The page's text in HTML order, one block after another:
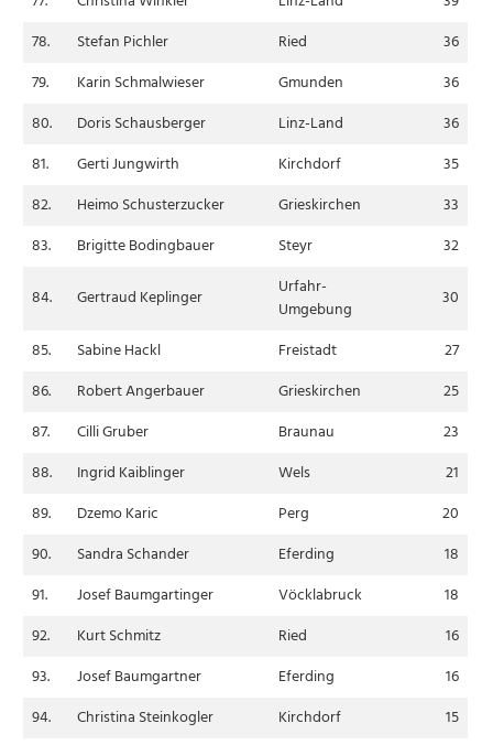
78.
Stefan Pichler Ried
36
79.
Karin Schmalwieser Gmunden
36
80.
Doris Schausberger Linz-Land
36
81.
Gerti Jungwirth Kirchdorf
35
82.
Heimo Schusterzucker Grieskirchen
33
83.
Brigitte Bodingbauer Steyr 32
84. Gertraud Keplinger
Urfahr-
Umgebung
30
85. Sabine Hackl Freistadt
27
86.
Robert Angerbauer Grieskirchen
25
87.
Cilli Gruber Braunau
23
88.
Ingrid Kaiblinger Wels
21
89.
Dzemo Karic Perg
20
90.
Sandra Schander Eferding
18
91.
Josef Baumgartinger Vöcklabruck
18
92.
Kurt Schmitz Ried
16
93.
Josef Baumgartner Eferding
16
94.
Christina Steinkogler Kirchdorf
15